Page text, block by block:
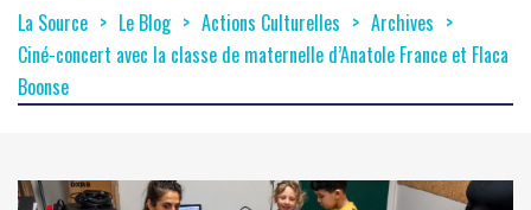
La Source Le Blog Actions Culturelles
Archives
Ciné-concert avec la classe de maternelle d’Anatole France et Flaca
Boonse